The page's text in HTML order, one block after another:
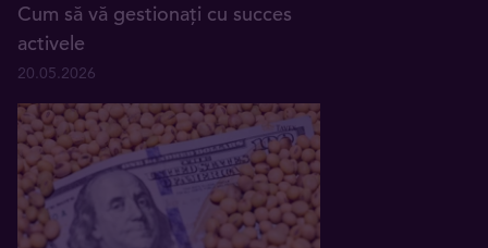
Cum să vă gestionați cu succes
activele
20.05.2026